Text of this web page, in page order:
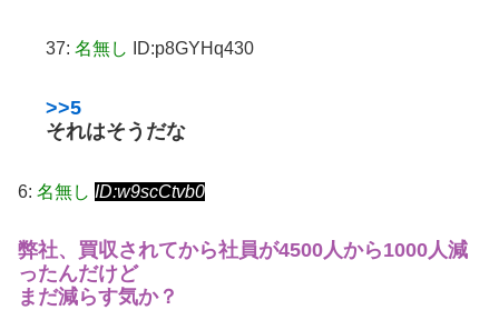
37: 名無し ID:p8GYHq430
>>5
それはそうだな
6: 名無し ID:w9scCtvb0
弊社、買収されてから社員が4500人から1000人減
ったんだけど
まだ減らす気か？